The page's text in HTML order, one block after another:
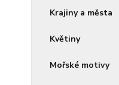
Krajiny a města
Květiny
Mořské motivy